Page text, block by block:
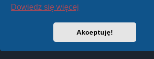
Dowiedz się więcej
Akceptuję!